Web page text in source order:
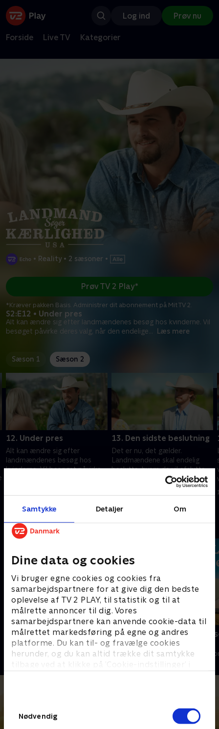
Samtykke Detaljer Om
Dine data og cookies
Vi bruger egne cookies og cookies fra
samarbejdspartnere for at give dig den bedste
oplevelse af TV 2 PLAY, til statistik og til at
målrette annoncer til dig. Vores
samarbejdspartnere kan anvende cookie-data til
målrettet markedsføring på egne og andres
platforme. Du kan til- og fravælge cookies
herunder, og du kan altid trække dit samtykke
tilbage ved at klikke på ’Cookie-indstillinger’ i
Nødvendig
Log ind Prøv nu
Forside Live TV Kategorier
• Reality • 2 sæsoner •
S2:E12 • Under pres
Alt kan ændre sig efter landmændenes besøg hos kvinderne. Vil
besøget påvirke deres valg, når den endelige... Læs mere
Prøv TV 2 Play*
*Kræver pakken Basis. Administrer dit abonnement på Mit TV 2.
Sæson 1 Sæson 2
12. Under pres
Alt kan ændre sig efter
landmændenes besøg hos
kvinderne. Vil besøget påvirke
13. Den sidste beslutning
Det er nu, det gælder.
Landmændene skal endelig
beslutte, hvem de vil afslutte
kærlighedseventyret med.
Andre så også
Landmand søger kærlighed
Reality • 13 sæsoner
Landmand
Australien
Reality • 3